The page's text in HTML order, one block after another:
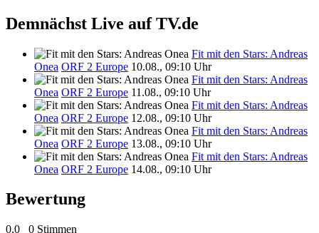
Demnächst Live auf TV.de
Fit mit den Stars: Andreas
Onea ORF 2 Europe 10.08., 09:10 Uhr
Fit mit den Stars: Andreas
Onea ORF 2 Europe 11.08., 09:10 Uhr
Fit mit den Stars: Andreas
Onea ORF 2 Europe 12.08., 09:10 Uhr
Fit mit den Stars: Andreas
Onea ORF 2 Europe 13.08., 09:10 Uhr
Fit mit den Stars: Andreas
Onea ORF 2 Europe 14.08., 09:10 Uhr
Bewertung
0,0 0 Stimmen